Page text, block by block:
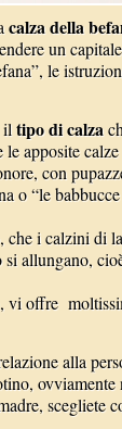
calza della
un
le
iltipo di calza
le apposite
con
o “le
che i calzini di
allungano,
vi offre
alla
ovviamente
scegliete